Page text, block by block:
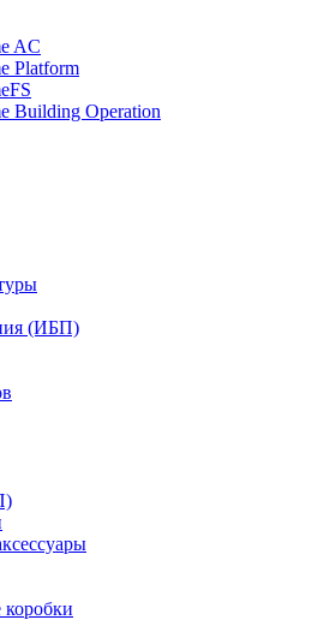
AC
Platform
Building Operation
(ИБП)